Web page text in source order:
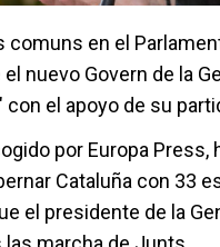
comuns en el
nuevo Govern de la
con el apoyo de su
por Europa
Cataluña con 33
el presidente de la